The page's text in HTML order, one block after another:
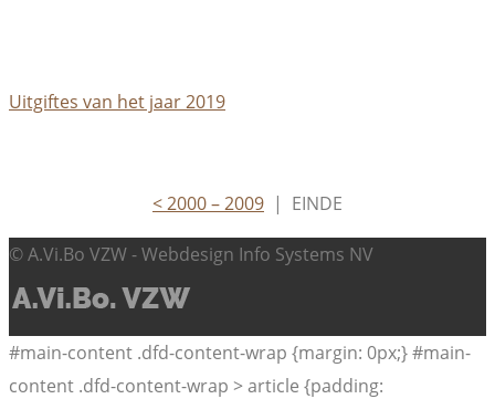
Uitgiftes van het jaar 2019
< 2000 – 2009 | EINDE
© A.Vi.Bo VZW - Webdesign Info Systems NV
#main-content .dfd-content-wrap {margin: 0px;} #main-
content .dfd-content-wrap > article {padding: